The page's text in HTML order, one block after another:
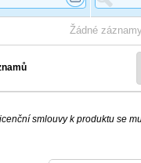
Žádné
smlouvy k produktu se